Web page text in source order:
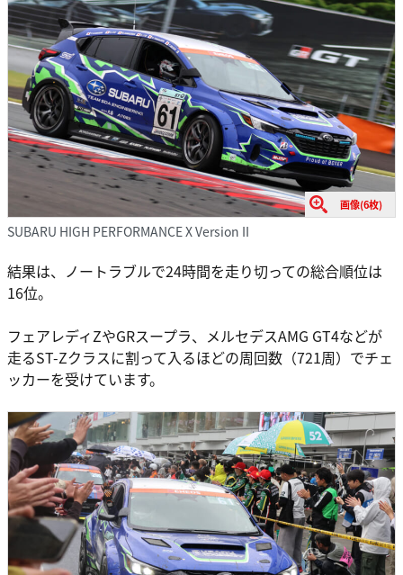
画像(6枚)
SUBARU HIGH PERFORMANCE X Version II
結果は、ノートラブルで24時間を走り切っての総合順位は
16位。
フェアレディZやGRスープラ、メルセデスAMG GT4などが
走るST-Zクラスに割って入るほどの周回数（721周）でチェ
ッカーを受けています。